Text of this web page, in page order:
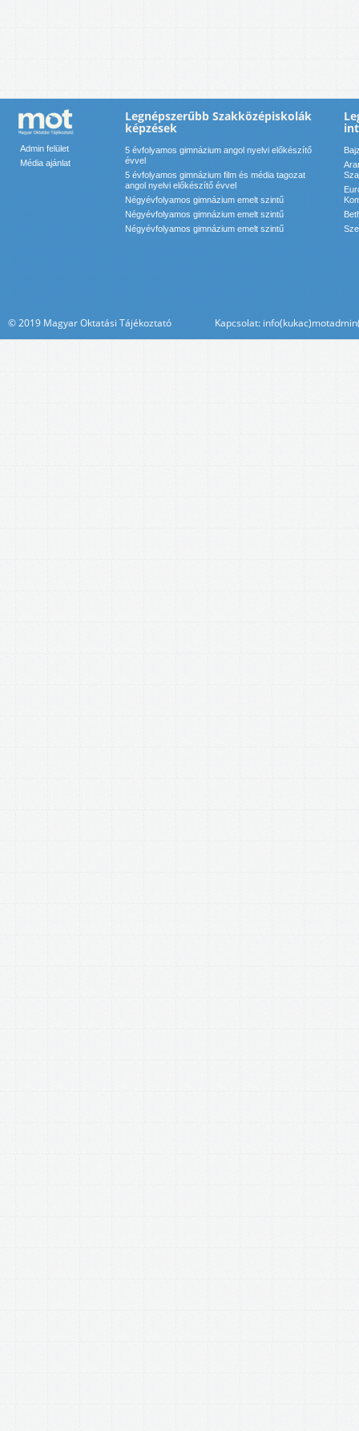
Admin felület
Média ajánlat
Legnépszerűbb Szakközépiskolák
képzések
5 évfolyamos gimnázium angol nyelvi előkészítő
évvel
5 évfolyamos gimnázium film és média tagozat
angol nyelvi előkészítő évvel
Négyévfolyamos gimnázium emelt szintű
Négyévfolyamos gimnázium emelt szintű
Négyévfolyamos gimnázium emelt szintű
© 2019 Magyar Oktatási Tájékoztató Kapcsolat: